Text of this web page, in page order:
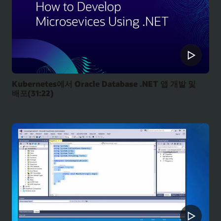
Kubernetes에서 Oracle Database .NET 앱 개발 및
배포(31:22)